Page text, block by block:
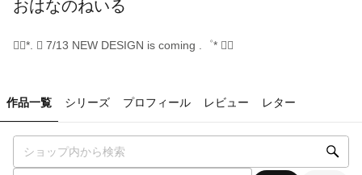
おはなのねいる
❁⃘*. ゜ 7/13 NEW DESIGN is coming .゜* ❁⃘
作品一覧 シリーズ プロフィール レビュー レター